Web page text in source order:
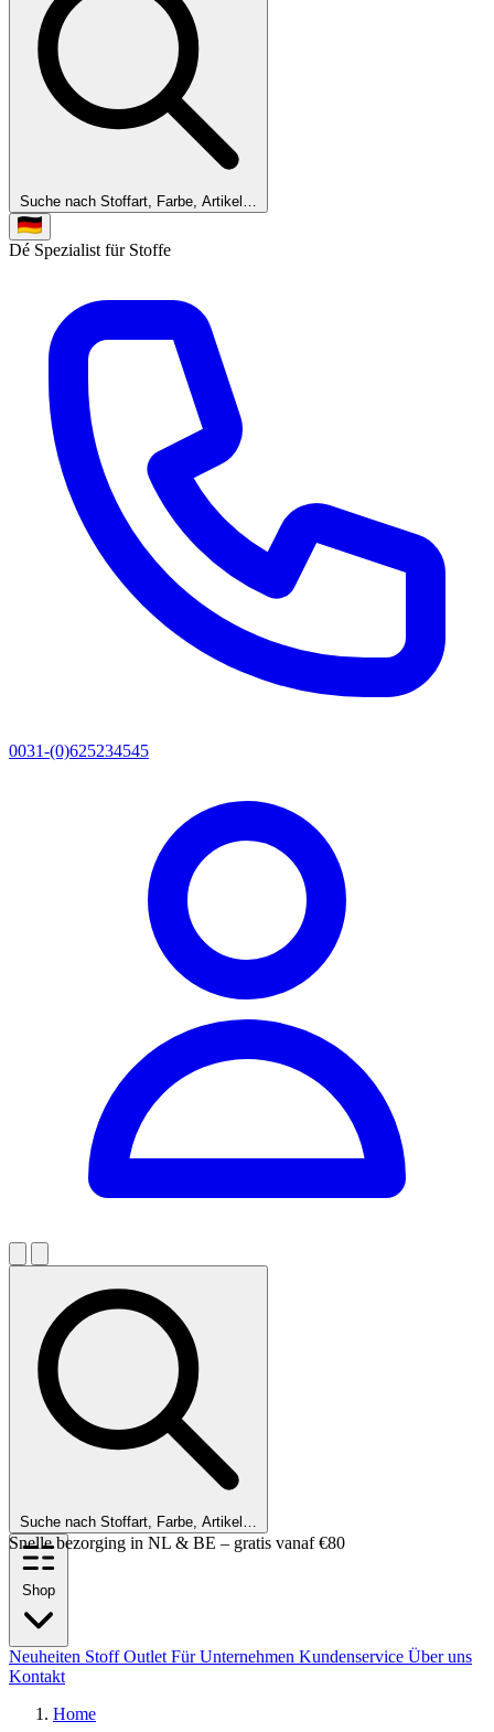
Suche nach Stoffart, Farbe, Artikel…
Dé Spezialist für Stoffe
0031-(0)625234545
Suche nach Stoffart, Farbe, Artikel…
Kunden bewerten uns mit einer 9,6!
Shop
Neuheiten Stoff Outlet Für Unternehmen Kundenservice Über uns
Kontakt
Home